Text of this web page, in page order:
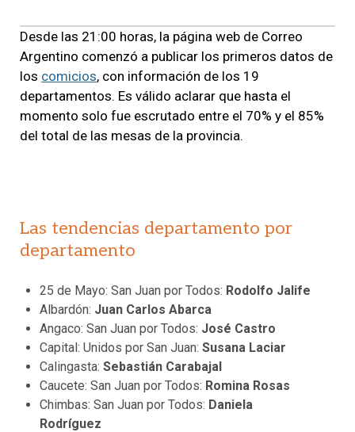
Desde las 21:00 horas, la página web de Correo
Argentino comenzó a publicar los primeros datos de
los comicios, con información de los 19
departamentos. Es válido aclarar que hasta el
momento solo fue escrutado entre el 70% y el 85%
del total de las mesas de la provincia.
Las tendencias departamento por
departamento
25 de Mayo: San Juan por Todos: Rodolfo Jalife
Albardón: Juan Carlos Abarca
Angaco: San Juan por Todos: José Castro
Capital: Unidos por San Juan: Susana Laciar
Calingasta: Sebastián Carabajal
Caucete: San Juan por Todos: Romina Rosas
Chimbas: San Juan por Todos: Daniela
Rodríguez